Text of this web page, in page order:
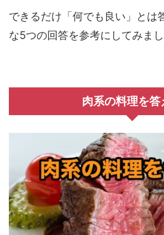
できるだけ「何でも良い」とは
な5つの回答を参考にしてみまし
肉系の料理を答